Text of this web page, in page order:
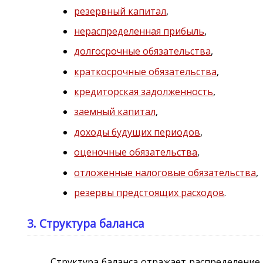
резервный капитал,
нераспределенная прибыль,
долгосрочные обязательства,
краткосрочные обязательства,
кредиторская задолженность,
заемный капитал,
доходы будущих периодов,
оценочные обязательства,
отложенные налоговые обязательства,
резервы предстоящих расходов.
3. Структура баланса